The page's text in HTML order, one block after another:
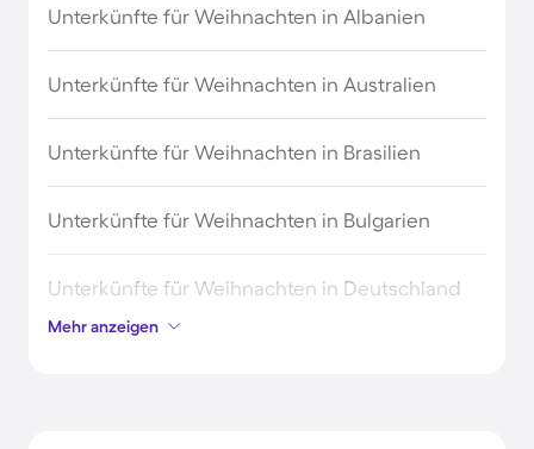
Unterkünfte für Weihnachten in Albanien
Unterkünfte für Weihnachten in Australien
Unterkünfte für Weihnachten in Brasilien
Unterkünfte für Weihnachten in Bulgarien
Unterkünfte für Weihnachten in Deutschland
Mehr anzeigen